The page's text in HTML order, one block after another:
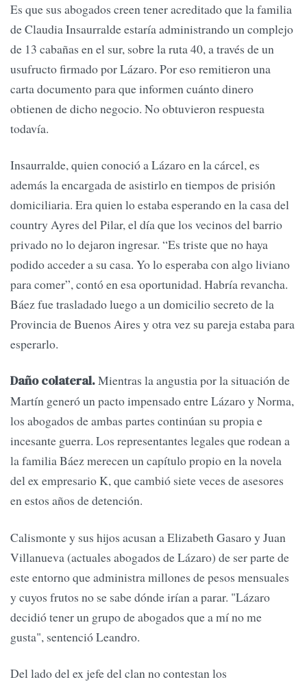
Es que sus abogados creen tener acreditado que la familia
de Claudia Insaurralde estaría administrando un complejo
de 13 cabañas en el sur, sobre la ruta 40, a través de un
usufructo firmado por Lázaro. Por eso remitieron una
carta documento para que informen cuánto dinero
obtienen de dicho negocio. No obtuvieron respuesta
todavía.
Insaurralde, quien conoció a Lázaro en la cárcel, es
además la encargada de asistirlo en tiempos de prisión
domiciliaria. Era quien lo estaba esperando en la casa del
country Ayres del Pilar, el día que los vecinos del barrio
privado no lo dejaron ingresar. “Es triste que no haya
podido acceder a su casa. Yo lo esperaba con algo liviano
para comer”, contó en esa oportunidad. Habría revancha.
Báez fue trasladado luego a un domicilio secreto de la
Provincia de Buenos Aires y otra vez su pareja estaba para
esperarlo.
Daño colateral.Mientras la angustia por la situación de
Martín generó un pacto impensado entre Lázaro y Norma,
los abogados de ambas partes continúan su propia e
incesante guerra. Los representantes legales que rodean a
la familia Báez merecen un capítulo propio en la novela
del ex empresario K, que cambió siete veces de asesores
en estos años de detención.
Calismonte y sus hijos acusan a Elizabeth Gasaro y Juan
Villanueva (actuales abogados de Lázaro) de ser parte de
este entorno que administra millones de pesos mensuales
y cuyos frutos no se sabe dónde irían a parar. "Lázaro
decidió tener un grupo de abogados que a mí no me
gusta", sentenció Leandro.
Del lado del ex jefe del clan no contestan los